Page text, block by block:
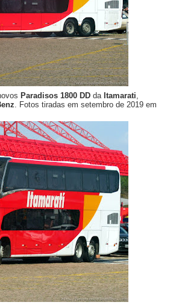
Paradisos 1800 DD da Itamarati
. Fotos tiradas em setembro de 2019 em